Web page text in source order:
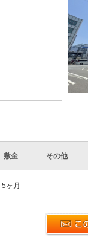
敷金 その他
5ヶ月